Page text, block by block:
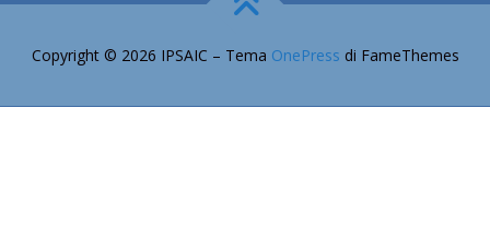
Copyright © 2026 IPSAIC – Tema OnePress di FameThemes